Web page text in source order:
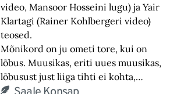
video, Mansoor Hosseini lugu) ja Yair
Klartagi (Rainer Kohlbergeri video)
teosed.
Mõnikord on ju ometi tore, kui on
lõbus. Muusikas, eriti uues muusikas,
lõbusust just liiga tihti ei kohta,…